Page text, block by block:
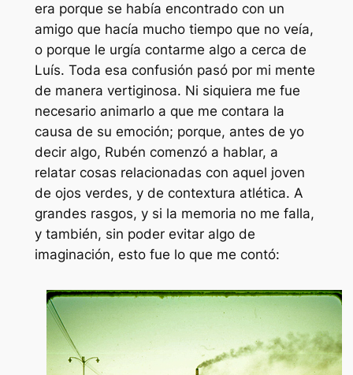
era porque se había encontrado con un
amigo que hacía mucho tiempo que no veía,
o porque le urgía contarme algo a cerca de
Luís. Toda esa confusión pasó por mi mente
de manera vertiginosa. Ni siquiera me fue
necesario animarlo a que me contara la
causa de su emoción; porque, antes de yo
decir algo, Rubén comenzó a hablar, a
relatar cosas relacionadas con aquel joven
de ojos verdes, y de contextura atlética. A
grandes rasgos, y si la memoria no me falla,
y también, sin poder evitar algo de
imaginación, esto fue lo que me contó: